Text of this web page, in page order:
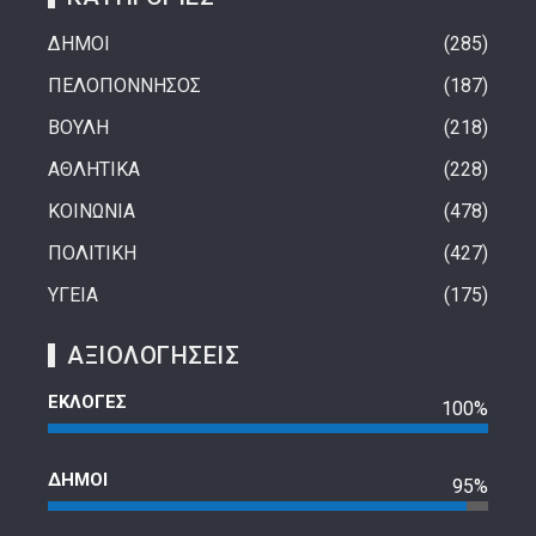
ΔΗΜΟΙ
285
ΠΕΛΟΠΟΝΝΗΣΟΣ
187
ΒΟΥΛΗ
218
ΑΘΛΗΤΙΚΑ
228
ΚΟΙΝΩΝΙΑ
478
ΠΟΛΙΤΙΚΗ
427
ΥΓΕΙΑ
175
ΑΞΙΟΛΟΓΗΣΕΙΣ
ΕΚΛΟΓΕΣ 100%
ΔΗΜΟΙ 95%